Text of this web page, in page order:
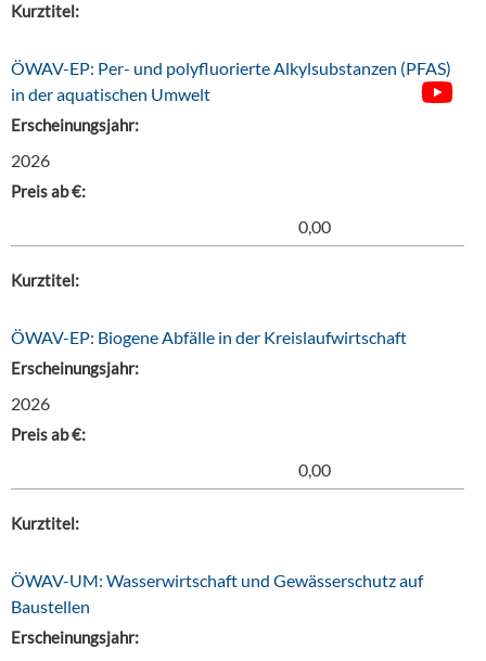
Kurztitel:
ÖWAV-EP: Per- und polyfluorierte Alkylsubstanzen (PFAS)
in der aquatischen Umwelt
Erscheinungsjahr:
2026
Preis ab €:
0,00
Kurztitel:
ÖWAV-EP: Biogene Abfälle in der Kreislaufwirtschaft
Erscheinungsjahr:
2026
Preis ab €:
0,00
Kurztitel:
ÖWAV-UM: Wasserwirtschaft und Gewässerschutz auf
Baustellen
Erscheinungsjahr: